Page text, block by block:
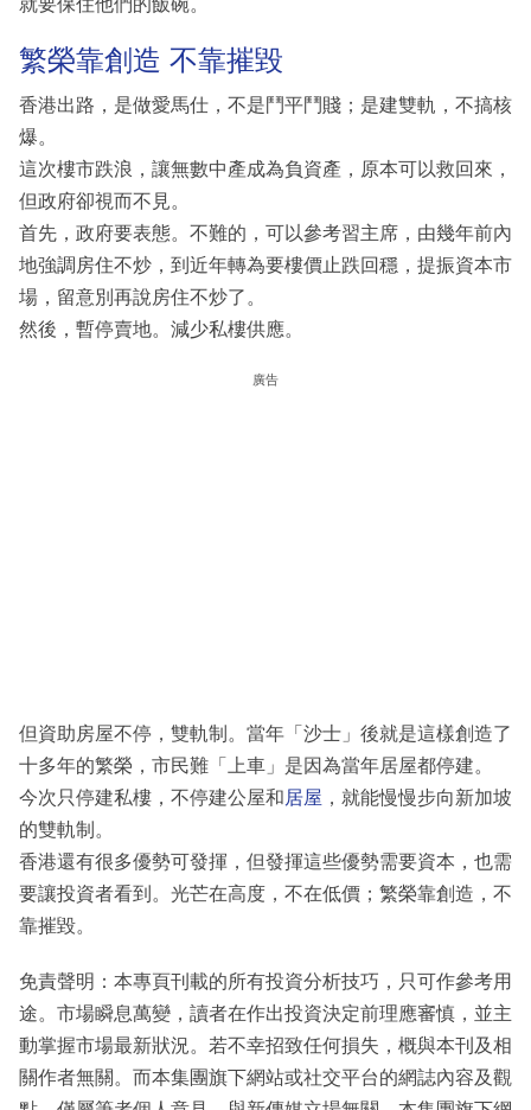
就要保住他們的飯碗。
繁榮靠創造 不靠摧毀
香港出路，是做愛馬仕，不是鬥平鬥賤；是建雙軌，不搞核
爆。
這次樓市跌浪，讓無數中產成為負資產，原本可以救回來，
但政府卻視而不見。
首先，政府要表態。不難的，可以參考習主席，由幾年前內
地強調房住不炒，到近年轉為要樓價止跌回穩，提振資本市
場，留意別再說房住不炒了。
然後，暫停賣地。減少私樓供應。
廣告
但資助房屋不停，雙軌制。當年「沙士」後就是這樣創造了
十多年的繁榮，市民難「上車」是因為當年居屋都停建。
今次只停建私樓，不停建公屋和居屋 ，就能慢慢步向新加坡
的雙軌制。
香港還有很多優勢可發揮，但發揮這些優勢需要資本，也需
要讓投資者看到。光芒在高度，不在低價；繁榮靠創造，不
靠摧毀。
免責聲明：本專頁刊載的所有投資分析技巧，只可作參考用
途。市場瞬息萬變，讀者在作出投資決定前理應審慎，並主
動掌握市場最新狀況。若不幸招致任何損失，概與本刊及相
關作者無關。而本集團旗下網站或社交平台的網誌內容及觀